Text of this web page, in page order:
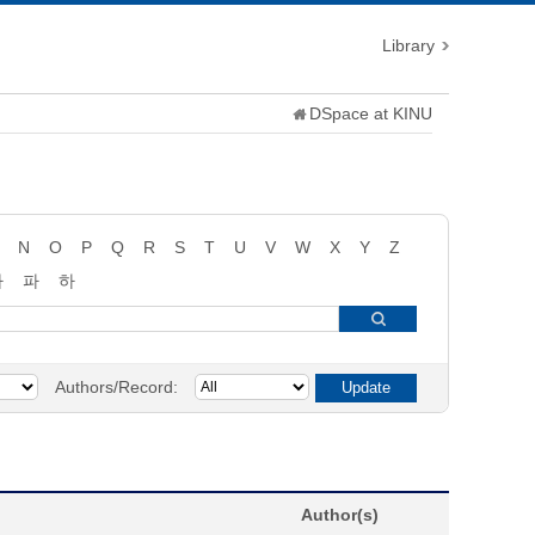
Library
DSpace at KINU
N O P Q R S T U V W X Y
Z
파
하
Authors/Record:
Author(s)